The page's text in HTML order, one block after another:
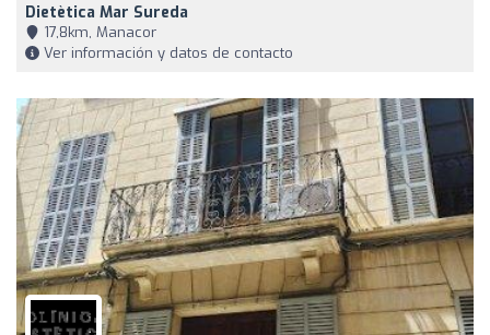
Dietètica Mar Sureda
17,8km, Manacor
Ver información y datos de contacto